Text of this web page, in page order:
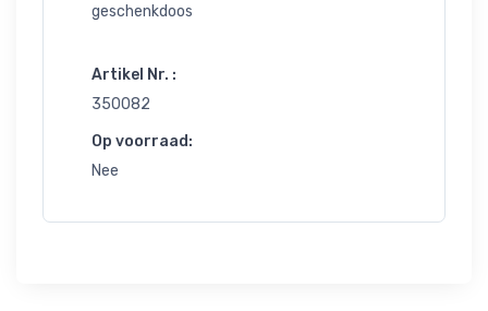
geschenkdoos
Artikel Nr. :
350082
Op voorraad:
Nee